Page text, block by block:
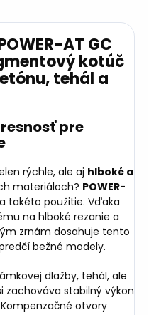
AT GC
kotúč
tehál a
pre
rýchle, ale aj hlboké a
materiáloch? POWER-
takéto použitie. Vďaka
na hlboké rezanie a
zrnám dosahuje tento
bežné modely.
dlažby, tehál, ale
zachováva stabilný výkon
otvory